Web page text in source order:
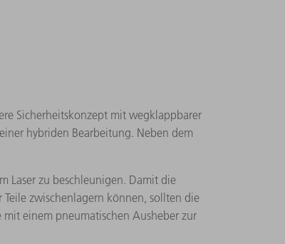
Sicherheitskonzept mit wegklappbarer
hybriden Bearbeitung. Neben dem
Laser zu beschleunigen. Damit die
zwischenlagern können, sollten die
einem pneumatischen Ausheber zur